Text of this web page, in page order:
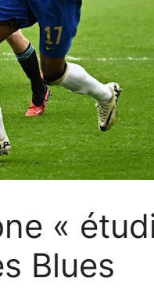
«
Blues